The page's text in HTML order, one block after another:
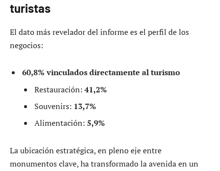
turistas
El dato más revelador del informe es el perfil de los
negocios:
60,8% vinculados directamente al turismo
Restauración: 41,2%
Souvenirs: 13,7%
Alimentación: 5,9%
La ubicación estratégica, en pleno eje entre
monumentos clave, ha transformado la avenida en un